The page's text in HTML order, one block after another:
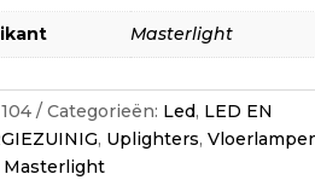
Masterlight
Categorieën: Led, LED EN
, Uplighters,
Masterlight